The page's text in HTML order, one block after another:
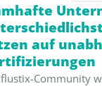
auf
Community